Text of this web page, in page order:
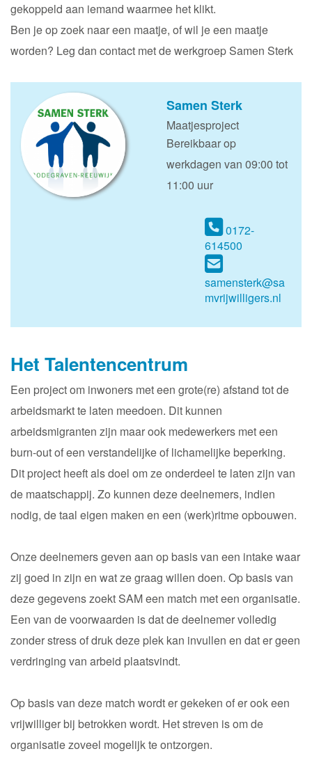
gekoppeld aan iemand waarmee het klikt.
Ben je op zoek naar een maatje, of wil je een maatje
worden? Leg dan contact met de werkgroep Samen Sterk
Samen Sterk
Maatjesproject
Bereikbaar op
werkdagen van 09:00 tot
11:00 uur
0172-
614500
samensterk@sa
mvrijwilligers.nl
Het Talentencentrum
Een project om inwoners met een grote(re) afstand tot de
arbeidsmarkt te laten meedoen. Dit kunnen
arbeidsmigranten zijn maar ook medewerkers met een
burn-out of een verstandelijke of lichamelijke beperking.
Dit project heeft als doel om ze onderdeel te laten zijn van
de maatschappij. Zo kunnen deze deelnemers, indien
nodig, de taal eigen maken en een (werk)ritme opbouwen.
Onze deelnemers geven aan op basis van een intake waar
zij goed in zijn en wat ze graag willen doen. Op basis van
deze gegevens zoekt SAM een match met een organisatie.
Een van de voorwaarden is dat de deelnemer volledig
zonder stress of druk deze plek kan invullen en dat er geen
verdringing van arbeid plaatsvindt.
Op basis van deze match wordt er gekeken of er ook een
vrijwilliger bij betrokken wordt. Het streven is om de
organisatie zoveel mogelijk te ontzorgen.